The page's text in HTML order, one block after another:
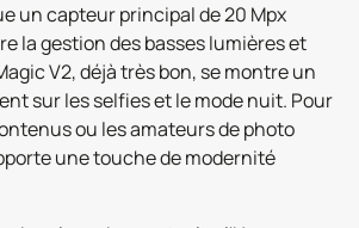
un capteur principal de 20 Mpx
la gestion des basses lumières et
V2, déjà très bon, se montre un
sur les selfies et le mode nuit. Pour
ou les amateurs de photo
une touche de modernité